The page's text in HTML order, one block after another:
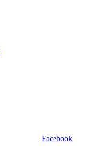
Facebook